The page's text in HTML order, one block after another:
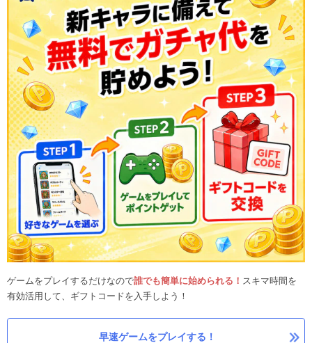
ゲームをプレイするだけなので誰でも簡単に始められる！ スキマ時間を
有効活用して、ギフトコードを入手しよう！
早速ゲームをプレイする！